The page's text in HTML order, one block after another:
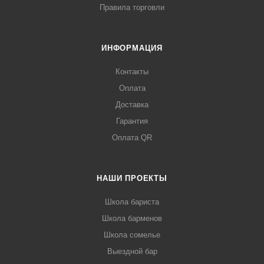
Правила торговли
ИНФОРМАЦИЯ
Контакты
Оплата
Доставка
Гарантия
Оплата QR
НАШИ ПРОЕКТЫ
Школа бариста
Школа барменов
Школа сомелье
Выездной бар